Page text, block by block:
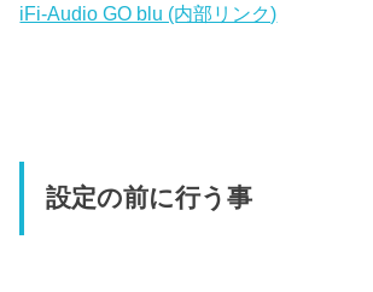
iFi-Audio GO blu (内部リンク)
設定の前に行う事